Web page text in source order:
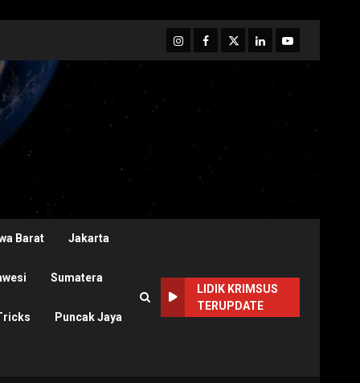
InstagramFacebook
TwitterLinkedinYoutube
Barat Jakarta
Sumatera
Puncak Jaya
LIDIK KRIMSUS
TERUPDATE